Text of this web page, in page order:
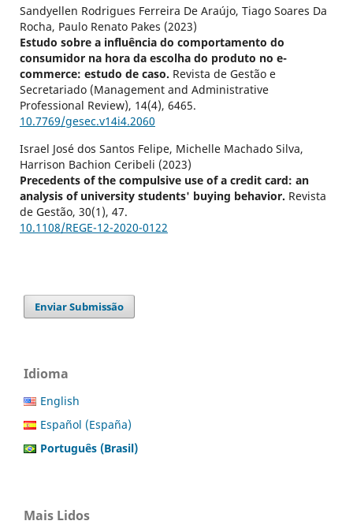
Sandyellen Rodrigues Ferreira De Araújo, Tiago Soares Da
Rocha, Paulo Renato Pakes (2023)
Estudo sobre a influência do comportamento do
consumidor na hora da escolha do produto no e-
commerce: estudo de caso. Revista de Gestão e
Secretariado (Management and Administrative
Professional Review), 14(4), 6465.
10.7769/gesec.v14i4.2060
Israel José dos Santos Felipe, Michelle Machado Silva,
Harrison Bachion Ceribeli (2023)
Precedents of the compulsive use of a credit card: an
analysis of university students' buying behavior. Revista
de Gestão, 30(1), 47.
10.1108/REGE-12-2020-0122
Enviar Submissão
Idioma
English
Español (España)
Português (Brasil)
Mais Lidos